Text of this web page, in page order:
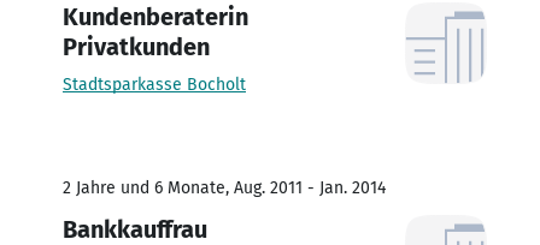
Kundenberaterin
Privatkunden
Stadtsparkasse Bocholt
2 Jahre und 6 Monate, Aug. 2011 - Jan. 2014
Bankkauffrau